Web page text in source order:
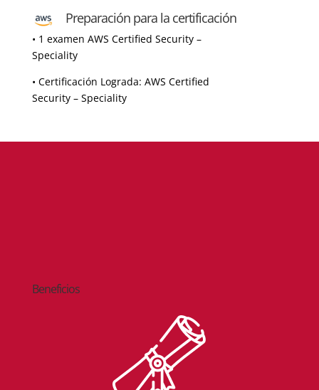
Preparación para la certificación
• 1 examen AWS Certified Security –
Speciality
• Certificación Lograda: AWS Certified
Security – Speciality
Beneficios